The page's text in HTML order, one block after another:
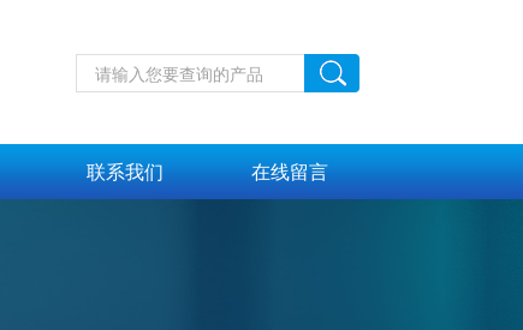
联系我们 在线留言